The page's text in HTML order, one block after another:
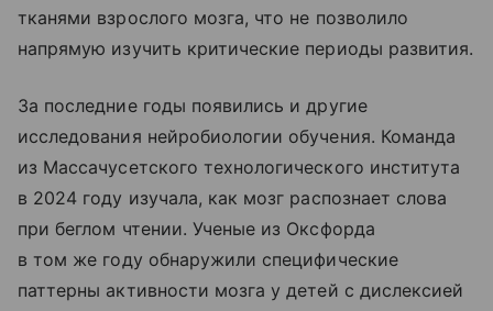
тканями взрослого мозга, что не позволило
напрямую изучить критические периоды развития.
За последние годы появились и другие
исследования нейробиологии обучения. Команда
из Массачусетского технологического института
в 2024 году изучала, как мозг распознает слова
при беглом чтении. Ученые из Оксфорда
в том же году обнаружили специфические
паттерны активности мозга у детей с дислексией